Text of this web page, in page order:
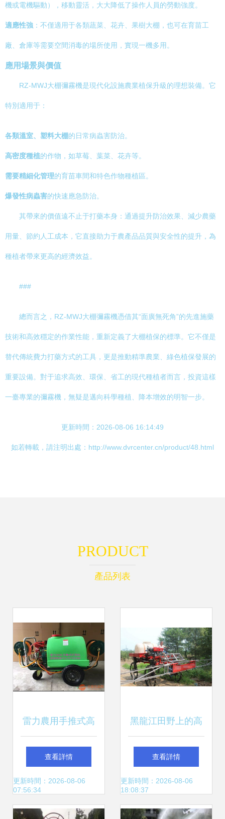
機或電機驅動），移動靈活，大大降低了操作人員的勞動強度。
適應性強 ：不僅適用于各類蔬菜、花卉、果樹大棚，也可在育苗工
廠、倉庫等需要空間消毒的場所使用，實現一機多用。
應用場景與價值
RZ-MWJ大棚彌霧機是現代化設施農業植保升級的理想裝備。它
特別適用于：
各類溫室、塑料大棚的日常病蟲害防治。
高密度種植的作物，如草莓、葉菜、花卉等。
需要精細化管理的育苗車間和特色作物種植區。
爆發性病蟲害的快速應急防治。
其帶來的價值遠不止于打藥本身：通過提升防治效果、減少農藥
用量、節約人工成本，它直接助力于農產品品質與安全性的提升，為
種植者帶來更高的經濟效益。
###
總而言之，RZ-MWJ大棚彌霧機憑借其“面廣無死角”的先進施藥
技術和高效穩定的作業性能，重新定義了大棚植保的標準。它不僅是
替代傳統費力打藥方式的工具，更是推動精準農業、綠色植保發展的
重要設備。對于追求高效、環保、省工的現代種植者而言，投資這樣
一臺專業的彌霧機，無疑是邁向科學種植、降本增效的明智一步。
更新時間：2026-08-06 16:14:49
如若轉載，請注明出處：http://www.dvrcenter.cn/product/48.html
PRODUCT
產品列表
雷力農用手推式高
壓打藥機及植保機
械配件市場價格解
析
查看詳情
更新時間：2026-08-06
07:56:34
黑龍江田野上的高
效守護者 自行走噴
藥機引領現代植保
變革
查看詳情
更新時間：2026-08-06
18:08:37